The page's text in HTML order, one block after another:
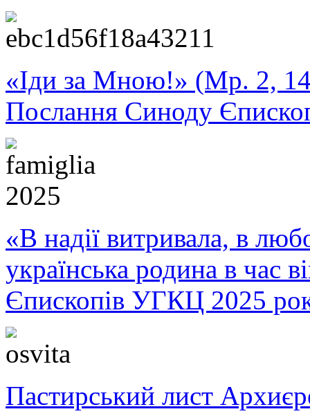
«Іди за Мною!» (Мр. 2,
Послання Синоду
«В надії витривала, в
українська родина в час
Єпископів УГКЦ 2025
Пастирський лист